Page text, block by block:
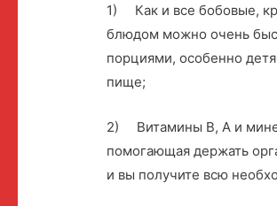
1) Как и все бобовые,
блюдом можно очень
порциями, особенно
пище;
2) Витамины B, A и
помогающая держать
и вы получите всю